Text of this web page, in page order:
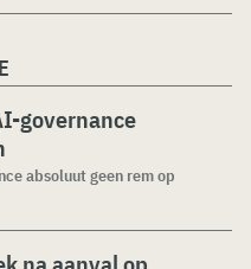
governance
absoluut geen rem op